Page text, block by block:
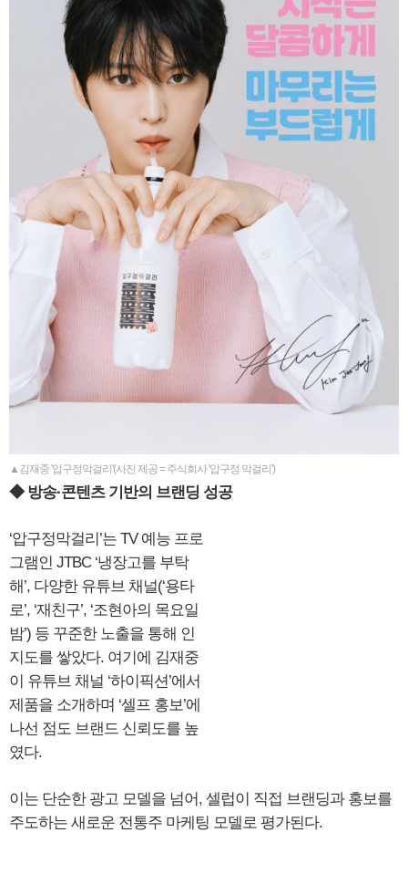
▲김재중 '압구정막걸리'(사진 제공 = 주식회사 '압구정 막걸리')
◆ 방송·콘텐츠 기반의 브랜딩 성공
‘압구정막걸리’는 TV 예능 프로
그램인 JTBC ‘냉장고를 부탁
해’, 다양한 유튜브 채널(‘용타
로’, ‘재친구’, ‘조현아의 목요일
밤’) 등 꾸준한 노출을 통해 인
지도를 쌓았다. 여기에 김재중
이 유튜브 채널 ‘하이픽션’에서
제품을 소개하며 ‘셀프 홍보’에
나선 점도 브랜드 신뢰도를 높
였다.
이는 단순한 광고 모델을 넘어, 셀럽이 직접 브랜딩과 홍보를
주도하는 새로운 전통주 마케팅 모델로 평가된다.